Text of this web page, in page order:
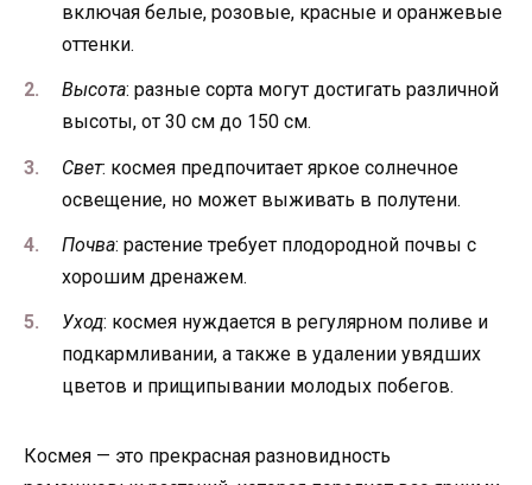
включая белые, розовые, красные и оранжевые
оттенки.
Высота: разные сорта могут достигать различной
высоты, от 30 см до 150 см.
Свет: космея предпочитает яркое солнечное
освещение, но может выживать в полутени.
Почва: растение требует плодородной почвы с
хорошим дренажем.
Уход: космея нуждается в регулярном поливе и
подкармливании, а также в удалении увядших
цветов и прищипывании молодых побегов.
Космея — это прекрасная разновидность